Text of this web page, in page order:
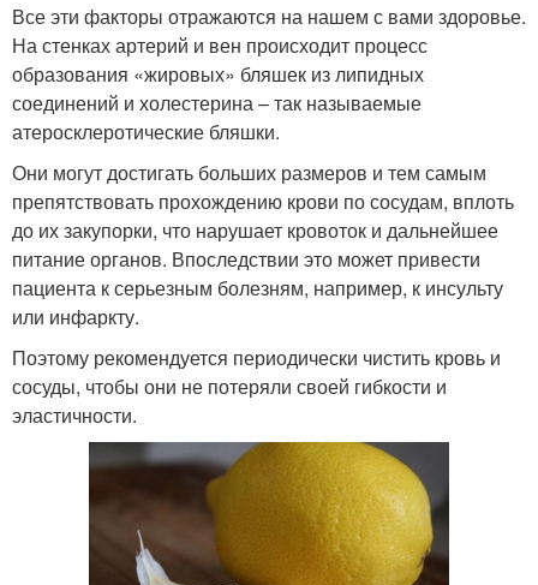
Все эти факторы отражаются на нашем с вами здоровье.
На стенках артерий и вен происходит процесс
образования «жировых» бляшек из липидных
соединений и холестерина – так называемые
атеросклеротические бляшки.
Они могут достигать больших размеров и тем самым
препятствовать прохождению крови по сосудам, вплоть
до их закупорки, что нарушает кровоток и дальнейшее
питание органов. Впоследствии это может привести
пациента к серьезным болезням, например, к инсульту
или инфаркту.
Поэтому рекомендуется периодически чистить кровь и
сосуды, чтобы они не потеряли своей гибкости и
эластичности.